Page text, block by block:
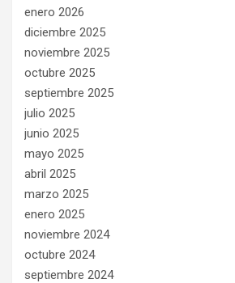
enero 2026
diciembre 2025
noviembre 2025
octubre 2025
septiembre 2025
julio 2025
junio 2025
mayo 2025
abril 2025
marzo 2025
enero 2025
noviembre 2024
octubre 2024
septiembre 2024